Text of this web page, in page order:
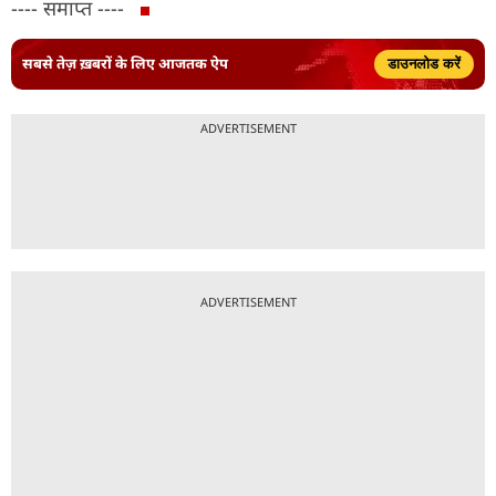
---- समाप्त ----
सबसे तेज़ ख़बरों के लिए आजतक ऐप डाउनलोड करें
ADVERTISEMENT
ADVERTISEMENT